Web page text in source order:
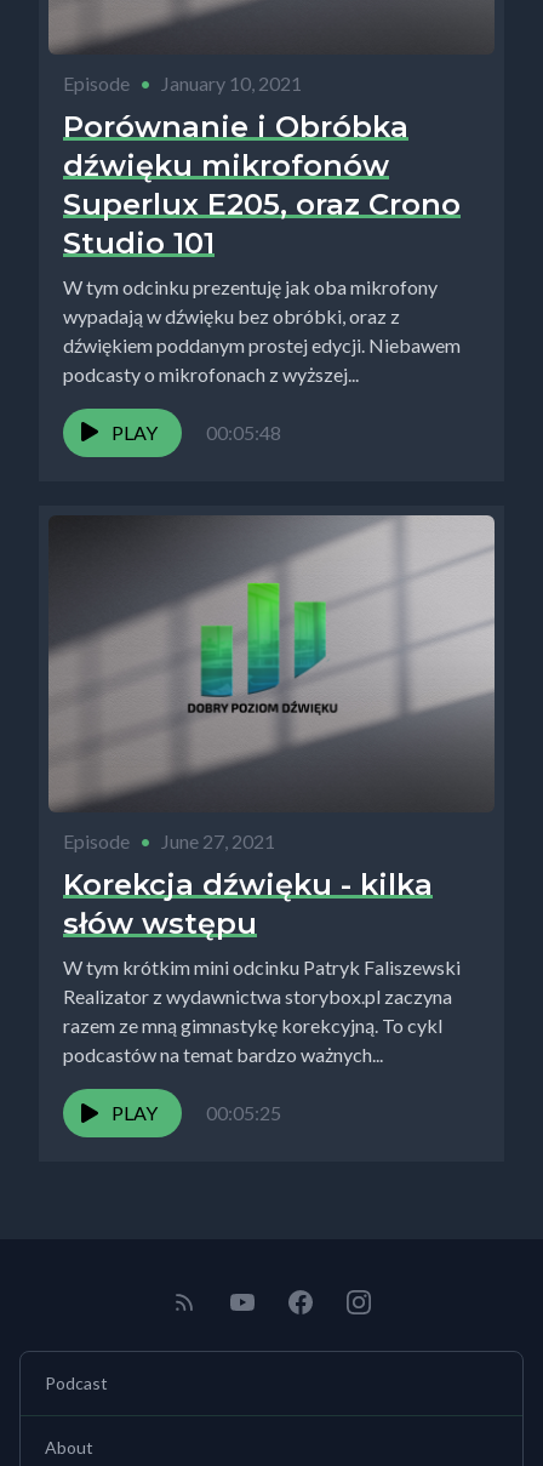
Episode • January 10, 2021
Porównanie i Obróbka
dźwięku mikrofonów
Superlux E205, oraz Crono
Studio 101
W tym odcinku prezentuję jak oba mikrofony
wypadają w dźwięku bez obróbki, oraz z
dźwiękiem poddanym prostej edycji. Niebawem
podcasty o mikrofonach z wyższej...
PLAY 00:05:48
Episode • June 27, 2021
Korekcja dźwięku - kilka
słów wstępu
W tym krótkim mini odcinku Patryk Faliszewski
Realizator z wydawnictwa storybox.pl zaczyna
razem ze mną gimnastykę korekcyjną. To cykl
podcastów na temat bardzo ważnych...
PLAY 00:05:25
Podcast
About